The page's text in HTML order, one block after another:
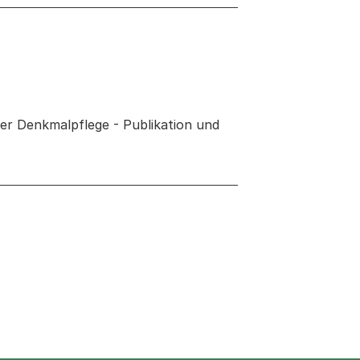
Denkmalpflege - Publikation und